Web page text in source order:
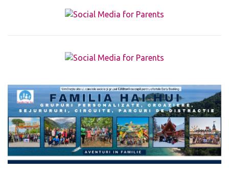
The form you have selected does not exist.